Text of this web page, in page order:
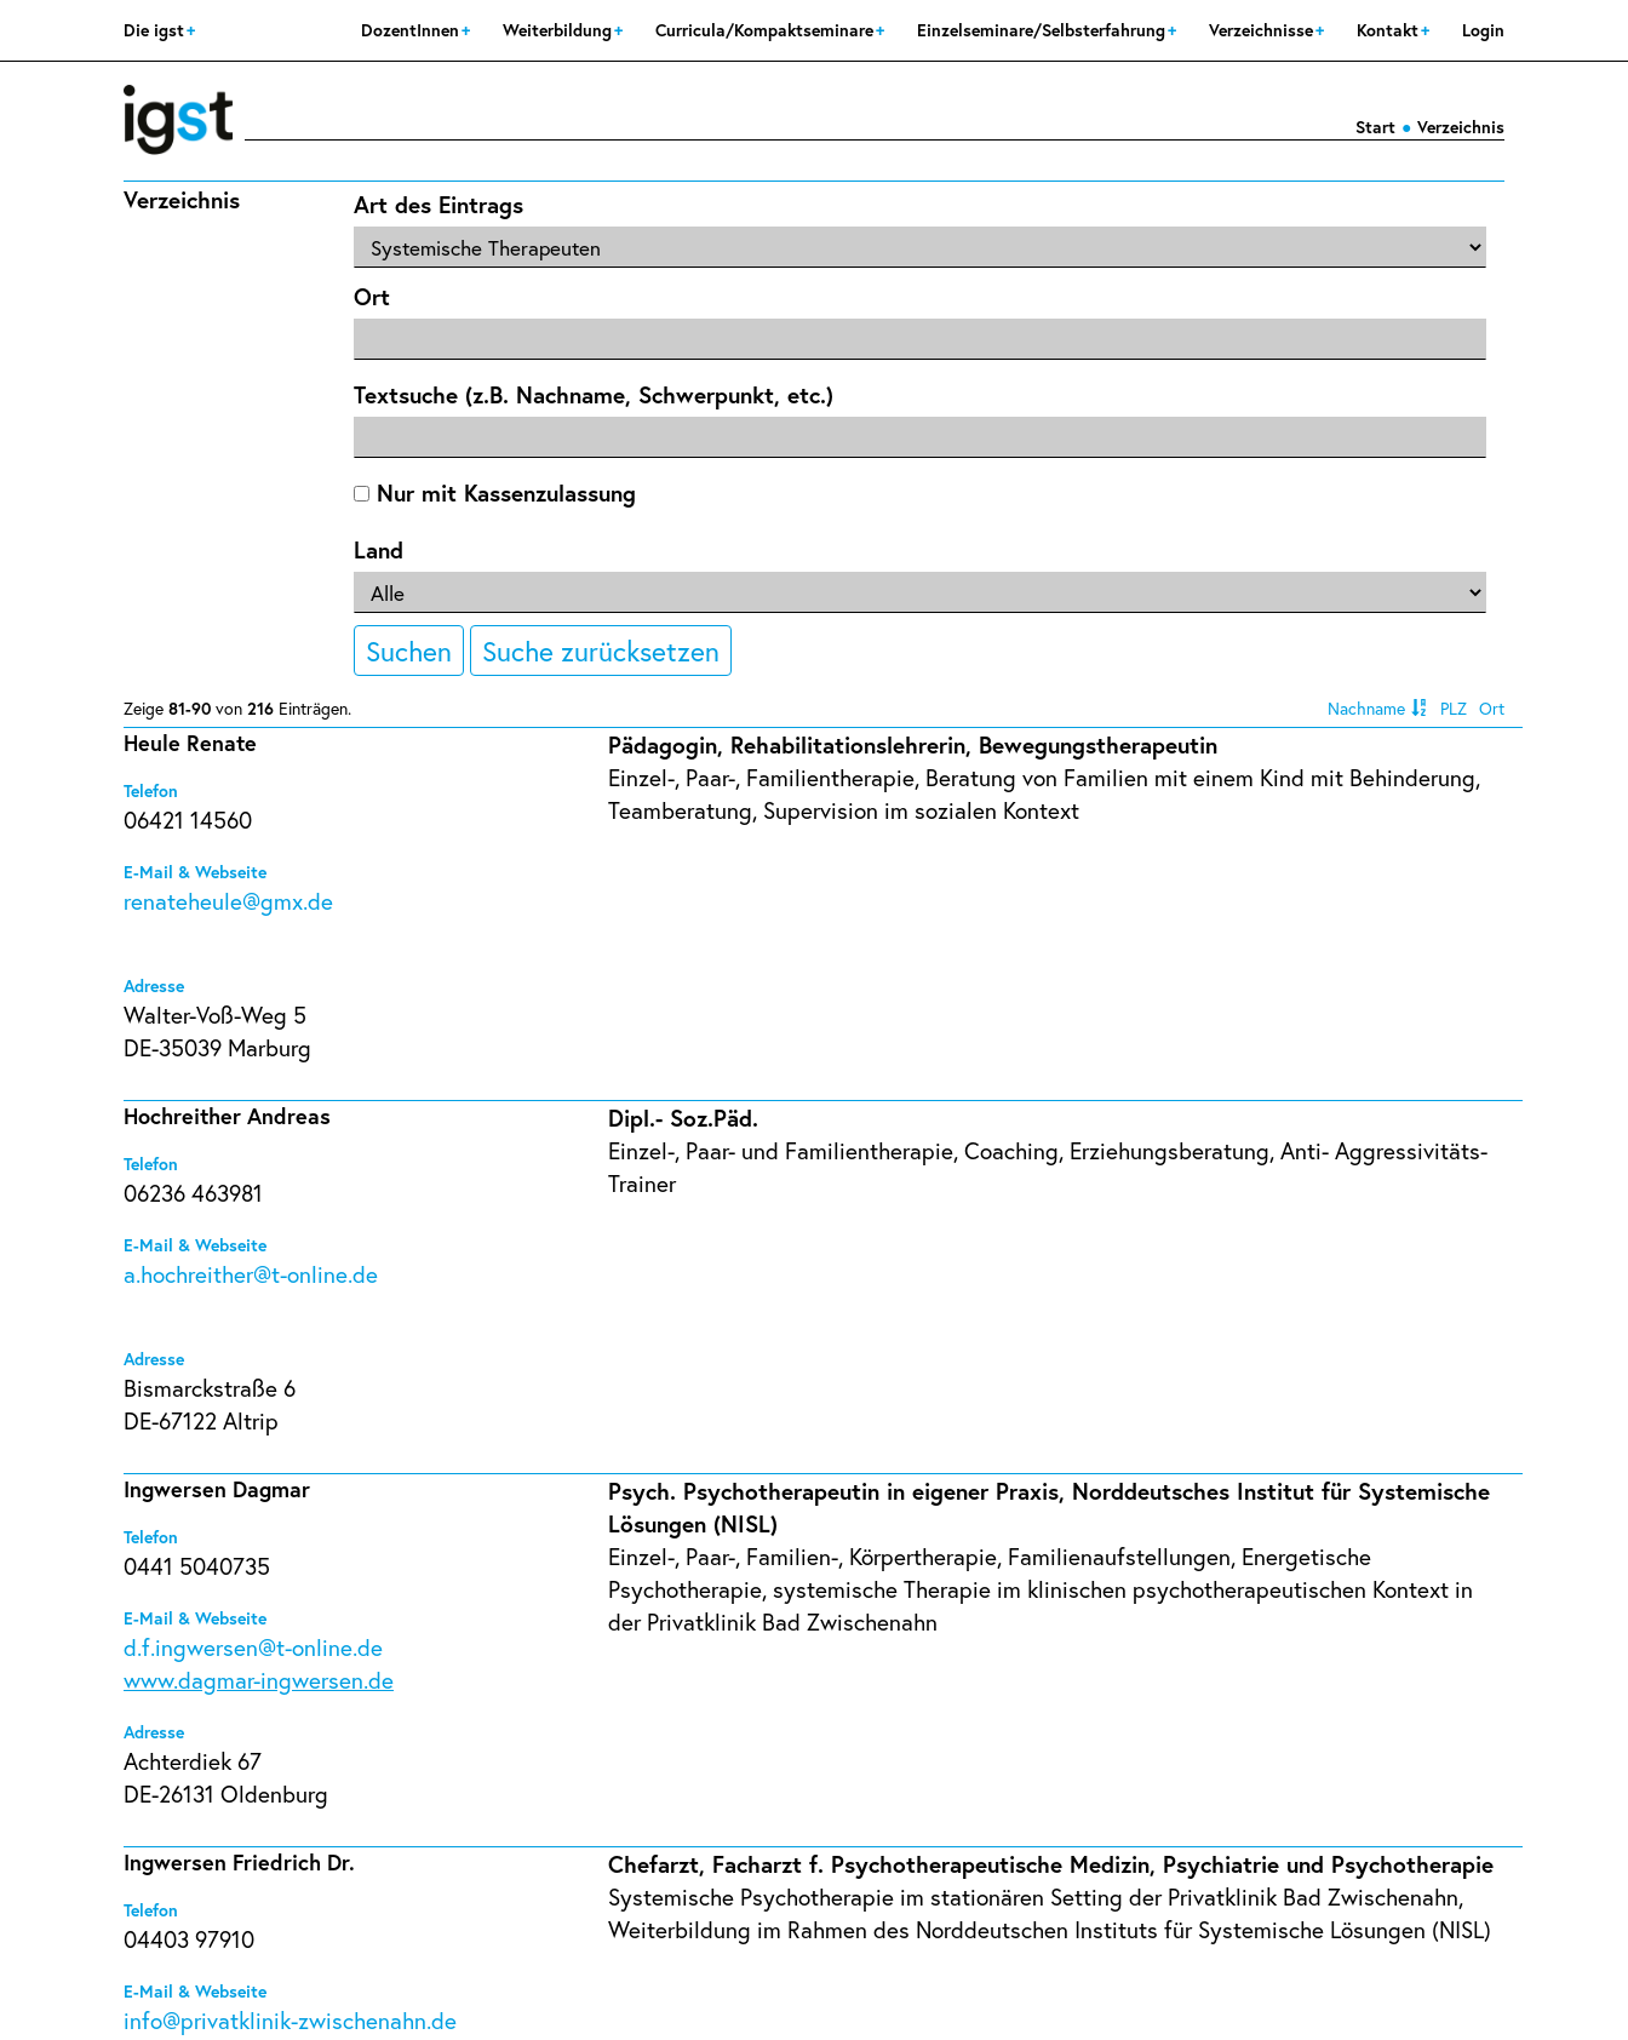
Die igst DozentInnen Weiterbildung Curricula/Kompaktseminare Einzelseminare/Selbsterfahrung Verzeichnisse Kontakt Login
Start Verzeichnis
Verzeichnis Art des Eintrags
Ort
Textsuche (z.B. Nachname, Schwerpunkt, etc.)
Nur mit Kassenzulassung
Land
Suchen Suche zurücksetzen
Ort
PLZ
Nachname
Zeige 81-90 von 216 Einträgen.
Heule Renate
Telefon
06421 14560
E-Mail & Webseite
renateheule@gmx.de
Adresse
Walter-Voß-Weg 5
DE-35039 Marburg
Pädagogin, Rehabilitationslehrerin, Bewegungstherapeutin
Einzel-, Paar-, Familientherapie, Beratung von Familien mit einem Kind mit Behinderung,
Teamberatung, Supervision im sozialen Kontext
Hochreither Andreas
Telefon
06236 463981
E-Mail & Webseite
a.hochreither@t-online.de
Adresse
Bismarckstraße 6
DE-67122 Altrip
Dipl.- Soz.Päd.
Einzel-, Paar- und Familientherapie, Coaching, Erziehungsberatung, Anti- Aggressivitäts-
Trainer
Ingwersen Dagmar
Telefon
0441 5040735
E-Mail & Webseite
d.f.ingwersen@t-online.de
www.dagmar-ingwersen.de
Adresse
Achterdiek 67
DE-26131 Oldenburg
Psych. Psychotherapeutin in eigener Praxis, Norddeutsches Institut für Systemische
Lösungen (NISL)
Einzel-, Paar-, Familien-, Körpertherapie, Familienaufstellungen, Energetische
Psychotherapie, systemische Therapie im klinischen psychotherapeutischen Kontext in
der Privatklinik Bad Zwischenahn
Ingwersen Friedrich Dr.
Telefon
04403 97910
E-Mail & Webseite
info@privatklinik-zwischenahn.de
Chefarzt, Facharzt f. Psychotherapeutische Medizin, Psychiatrie und Psychotherapie
Systemische Psychotherapie im stationären Setting der Privatklinik Bad Zwischenahn,
Weiterbildung im Rahmen des Norddeutschen Instituts für Systemische Lösungen (NISL)